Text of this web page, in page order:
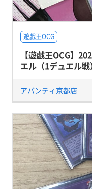
遊戯王OCG
【遊戯王OCG】
エル（1デュエル
アバンティ京都店